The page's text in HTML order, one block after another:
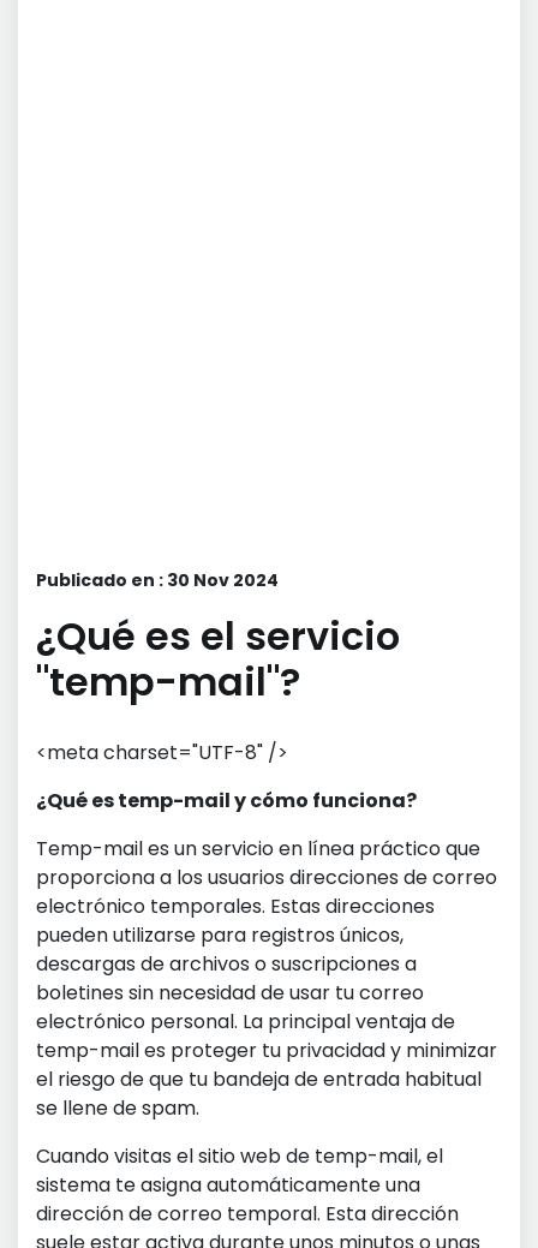
Publicado en : 30 Nov 2024
¿Qué es el servicio
"temp-mail"?
<meta charset="UTF-8" />
¿Qué es temp-mail y cómo funciona?
Temp-mail es un servicio en línea práctico que
proporciona a los usuarios direcciones de correo
electrónico temporales. Estas direcciones
pueden utilizarse para registros únicos,
descargas de archivos o suscripciones a
boletines sin necesidad de usar tu correo
electrónico personal. La principal ventaja de
temp-mail es proteger tu privacidad y minimizar
el riesgo de que tu bandeja de entrada habitual
se llene de spam.
Cuando visitas el sitio web de temp-mail, el
sistema te asigna automáticamente una
dirección de correo temporal. Esta dirección